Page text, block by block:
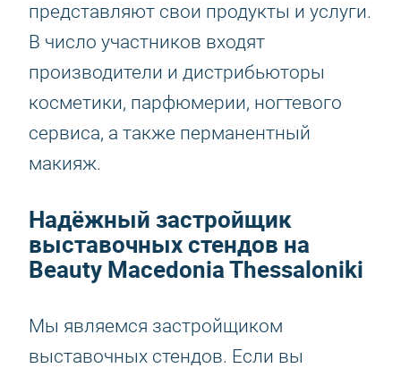
представляют свои продукты и услуги.
В число участников входят
производители и дистрибьюторы
косметики, парфюмерии, ногтевого
сервиса, а также перманентный
макияж.
Надёжный застройщик
выставочных стендов на
Beauty Macedonia Thessaloniki
Мы являемся застройщиком
выставочных стендов. Если вы